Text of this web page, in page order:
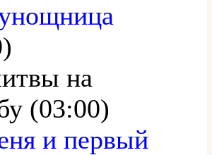
на
(03:00)
и первый